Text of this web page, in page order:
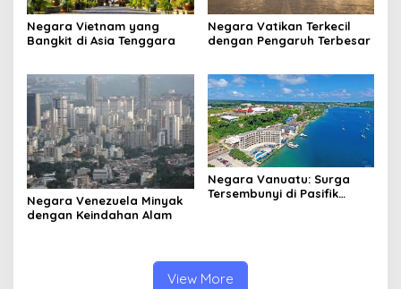
Negara Vietnam yang
Bangkit di Asia Tenggara
Negara Vatikan Terkecil
dengan Pengaruh Terbesar
Negara Venezuela Minyak
dengan Keindahan Alam
Negara Vanuatu: Surga
Tersembunyi di Pasifik
View More